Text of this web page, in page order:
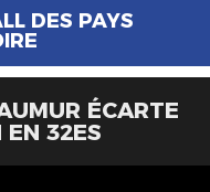
DES PAYS
ÉCARTE
EN 32ES